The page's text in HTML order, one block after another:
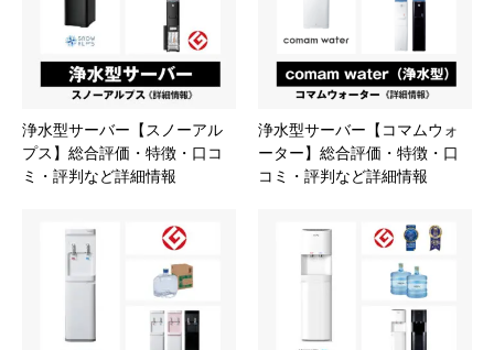
浄水型サーバー【スノーアル
プス】総合評価・特徴・口コ
ミ・評判など詳細情報
浄水型サーバー【コマムウォ
ーター】総合評価・特徴・口
コミ・評判など詳細情報